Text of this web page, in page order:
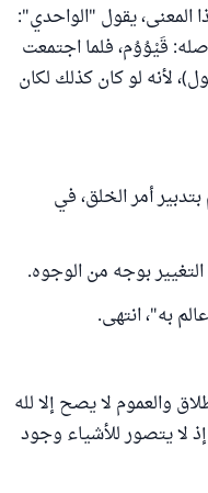
المعنى، يقول "الواحدي":
قَيْوُوُم، فلما اجتمعت
لأنه لو كان كذلك لكان
أمر الخلق، في
بوجه من الوجوه.
به"، انتهى.
والعموم لا يصح إلا لله
لا يتصور للأشياء وجود